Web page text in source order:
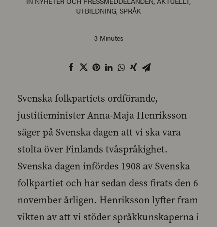
UTBILDNING, SPRÅK
3 Minutes
Svenska folkpartiets ordförande,
justitieminister Anna-Maja Henriksson
säger på Svenska dagen att vi ska vara
stolta över Finlands tvåspråkighet.
Svenska dagen infördes 1908 av Svenska
folkpartiet och har sedan dess firats den 6
november årligen. Henriksson lyfter fram
vikten av att vi stöder språkkunskaperna i